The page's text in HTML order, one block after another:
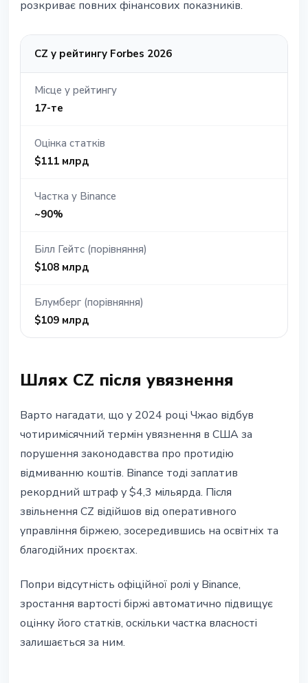
розкриває повних фінансових показників.
CZ у рейтингу Forbes 2026
Місце у рейтингу
17-те
Оцінка статків
$111 млрд
Частка у Binance
~90%
Білл Гейтс (порівняння)
$108 млрд
Блумберг (порівняння)
$109 млрд
Шлях CZ після увязнення
Варто нагадати, що у 2024 році Чжао відбув
чотиримісячний термін увязнення в США за
порушення законодавства про протидію
відмиванню коштів. Binance тоді заплатив
рекордний штраф у $4,3 мільярда. Після
звільнення CZ відійшов від оперативного
управління біржею, зосередившись на освітніх та
благодійних проєктах.
Попри відсутність офіційної ролі у Binance,
зростання вартості біржі автоматично підвищує
оцінку його статків, оскільки частка власності
залишається за ним.